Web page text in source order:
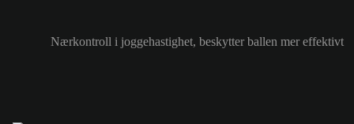
Nærkontroll i joggehastighet, beskytter ballen mer effektivt